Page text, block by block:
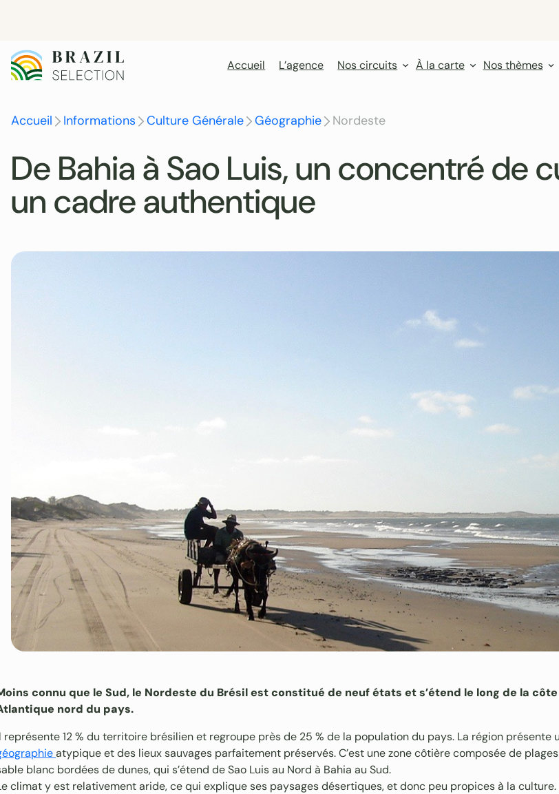
Accueil L’agence Nos circuits À la carte Nos thèmes
De Bahia à Sao Luis, un concentré de
un cadre authentique
connu que le Sud, le Nordeste du Brésil est constitué de neuf états et s’étend le long de la côte
nord du pays.
représente 12 % du territoire brésilien et regroupe près de 25 % de la population du pays. La région présente
atypique et des lieux sauvages parfaitement préservés. C’est une zone côtière composée de
blanc bordées de dunes, qui s’étend de Sao Luis au Nord à Bahia au Sud.
climat y est relativement aride, ce qui explique ses paysages désertiques, et donc peu propices à la
Accueil Informations Culture Générale Géographie Nordeste